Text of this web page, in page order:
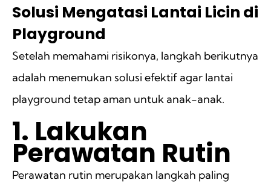
Solusi Mengatasi Lantai Licin di
Playground
Setelah memahami risikonya, langkah berikutnya
adalah menemukan solusi efektif agar lantai
playground tetap aman untuk anak-anak.
1. Lakukan
Perawatan Rutin
Perawatan rutin merupakan langkah paling